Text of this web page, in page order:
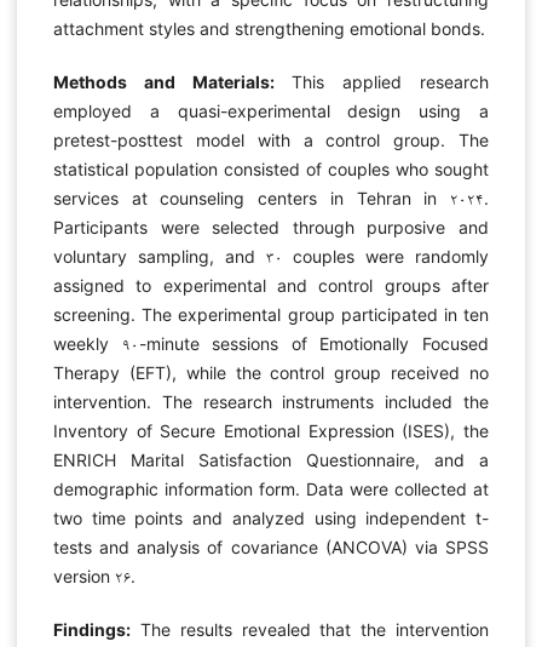
attachment styles and strengthening emotional bonds.
Methods and Materials:This applied research
employed a quasi-experimental design using a
pretest-posttest model with a control group. The
statistical population consisted of couples who sought
services at counseling centers in Tehran in ۲۰۲۴.
Participants were selected through purposive and
voluntary sampling, and ۳۰ couples were randomly
assigned to experimental and control groups after
screening. The experimental group participated in ten
weekly ۹۰-minute sessions of Emotionally Focused
Therapy (EFT), while the control group received no
intervention. The research instruments included the
Inventory of Secure Emotional Expression (ISES), the
ENRICH Marital Satisfaction Questionnaire, and a
demographic information form. Data were collected at
two time points and analyzed using independent t-
tests and analysis of covariance (ANCOVA) via SPSS
version ۲۶.
Findings:The results revealed that the intervention